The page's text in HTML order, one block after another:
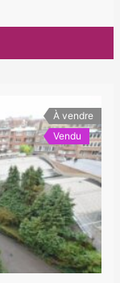
À vendre
Vendu